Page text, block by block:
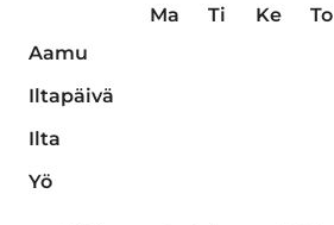
Ma Ti Ke To
Aamu
Iltapäivä
Ilta
Yö